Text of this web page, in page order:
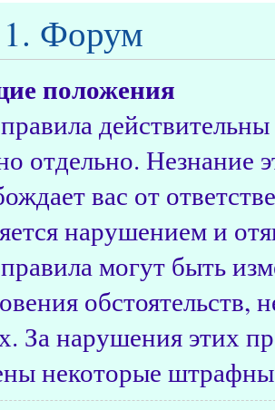
1. Форум
положения
отдельно. Незнание
вас от
нарушением и
могут быть
За нарушения этих
некоторые